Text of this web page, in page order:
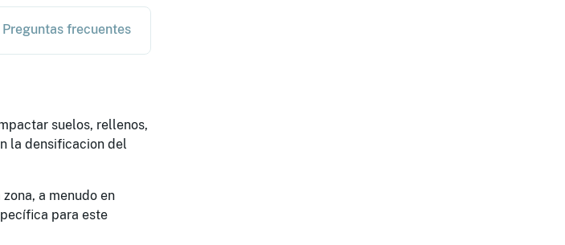
Preguntas frecuentes
suelos, rellenos,
la densificacion del
a menudo en
para este